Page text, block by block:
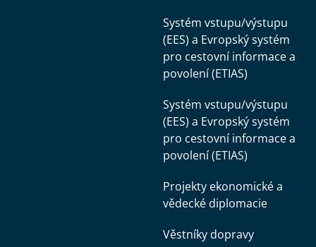
Systém vstupu/výstupu
(EES) a Evropský systém
pro cestovní informace a
povolení (ETIAS)
Systém vstupu/výstupu
(EES) a Evropský systém
pro cestovní informace a
povolení (ETIAS)
Projekty ekonomické a
vědecké diplomacie
Věstníky dopravy